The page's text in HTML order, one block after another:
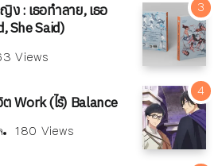
: เธอทำลาย, เธอ
She Said)
Views
Work (ไร้) Balance
180 Views